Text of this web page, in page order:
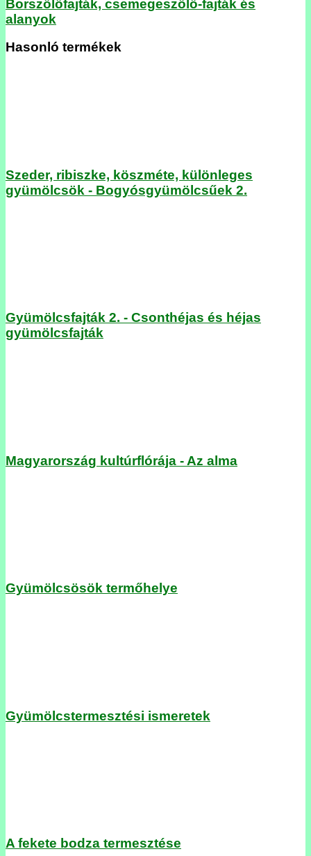
Borszőlőfajták, csemegeszőlő-fajták és
alanyok
Hasonló termékek
Szeder, ribiszke, köszméte, különleges
gyümölcsök - Bogyósgyümölcsűek 2.
Gyümölcsfajták 2. - Csonthéjas és héjas
gyümölcsfajták
Magyarország kultúrflórája - Az alma
Gyümölcsösök termőhelye
Gyümölcstermesztési ismeretek
A fekete bodza termesztése